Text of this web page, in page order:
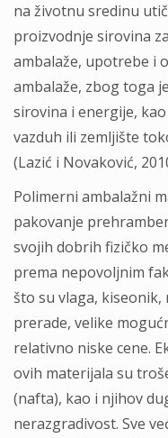
na životnu sredinu
proizvodnje sirovina
ambalaže, upotrebe i
ambalaže, zbog toga
sirovina i energije,
vazduh ili zemljište
(Lazić i Novaković,
Polimerni ambalažni
pakovanje
svojih dobrih fizičko
prema nepovoljnim
što su vlaga,
prerade, velike
relativno niske cene.
ovih materijala su
(nafta), kao i njihov
nerazgradivost. Sve